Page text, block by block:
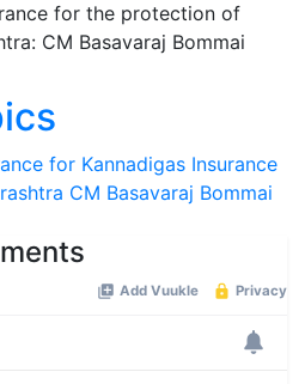
for the protection of
CM Basavaraj Bommai
for Kannadigas Insurance
CM Basavaraj Bommai